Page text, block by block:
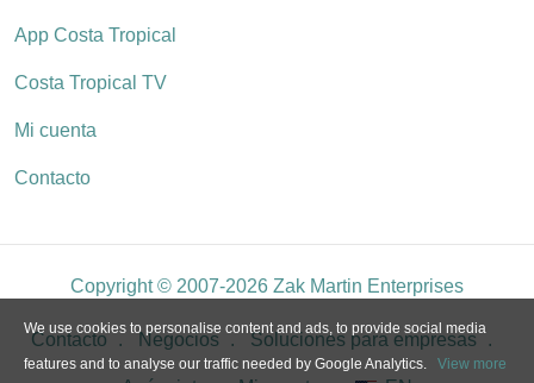
App Costa Tropical
Costa Tropical TV
Mi cuenta
Contacto
Copyright © 2007-2026 Zak Martin Enterprises
Contacto Negocios Soluciones para empresas
We use cookies to personalise content and ads, to provide social media
features and to analyse our traffic needed by Google Analytics. View more